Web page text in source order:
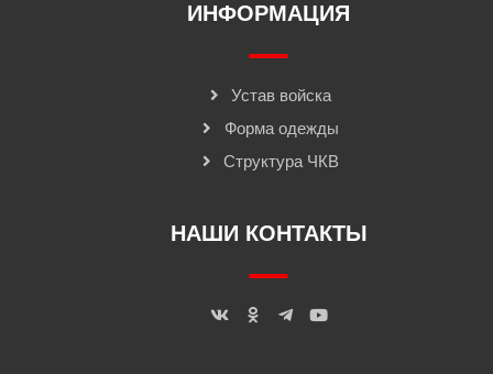
ИНФОРМАЦИЯ
Устав войска
Форма одежды
Структура ЧКВ
НАШИ КОНТАКТЫ